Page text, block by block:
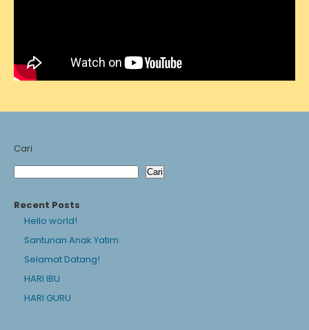
Cari
Cari
Recent Posts
Hello world!
Santunan Anak Yatim
Selamat Datang!
HARI IBU
HARI GURU